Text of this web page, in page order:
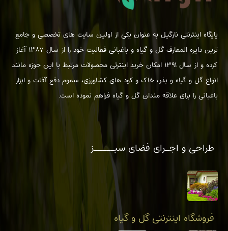
پایگاه اینترنتی نارگیل به عنوان یکی از اولین سایت های تخصصی و جامع
ترین دایره المعارف گل و گیاه و باغبانی فعالیت خود را از سال ۱۳۸۷ آغاز
کرده و از سال ۱۳۹۱ امکان خرید اینترتی محصولات مرتبط با این حوزه مانند
انواع گل و گیاه و بذر، خاک و کود های کشاورزی، سموم دفع آفات و ابزار
باغبانی را برای علاقه مندان گل و گیاه فراهم نموده است.
طراحی و اجـرای فضای سبـــــز
فروشگاه اینترنتی گل و گیاه